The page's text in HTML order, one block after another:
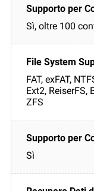
Sì, oltre 100
FAT, exFAT,
Ext2, ReiserFS,
ZFS
Sì